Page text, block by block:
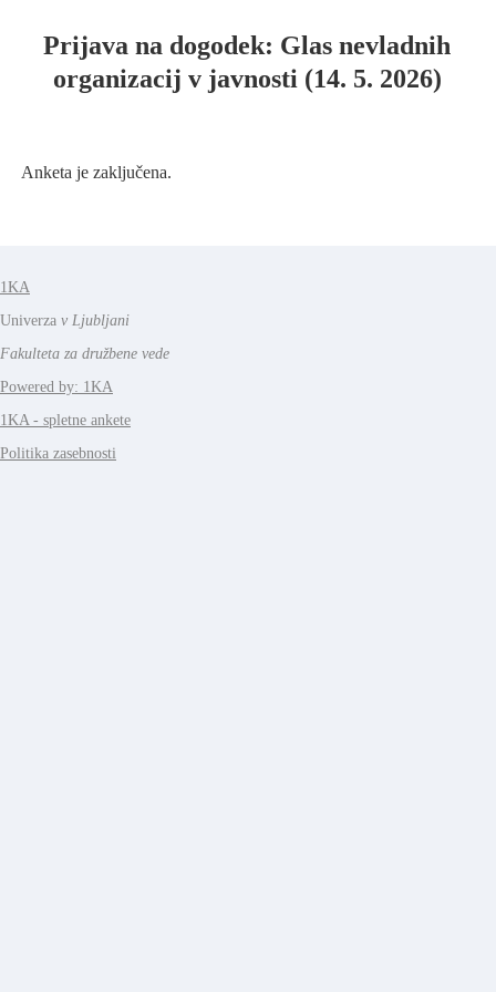
Prijava na dogodek: Glas nevladnih
organizacij v javnosti (14. 5. 2026)
Anketa je zaključena.
1KA
Univerza v Ljubljani
Fakulteta za družbene vede
Powered by: 1KA
1KA - spletne ankete
Politika zasebnosti